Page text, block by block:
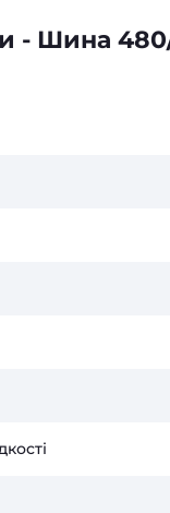
- Шина